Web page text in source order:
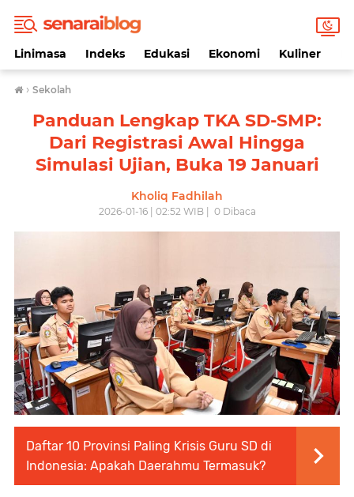
Linimasa Indeks Edukasi Ekonomi Kuliner
› Sekolah
Panduan Lengkap TKA SD-SMP:
Dari Registrasi Awal Hingga
Simulasi Ujian, Buka 19 Januari
Kholiq Fadhilah
2026-01-16 | 02:52 WIB | 0Dibaca
Daftar 10 Provinsi Paling Krisis Guru SD di
Indonesia: Apakah Daerahmu Termasuk?